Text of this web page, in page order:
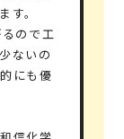
す。
ので工
ないの
にも優